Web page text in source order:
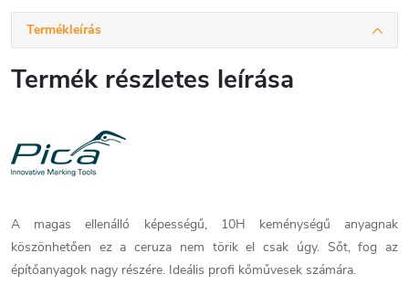
Termékleírás
Termék részletes leírása
A magas ellenálló képességű, 10H keménységű anyagnak
köszönhetően ez a ceruza nem törik el csak úgy. Sőt, fog az
építőanyagok nagy részére. Ideális profi kőművesek számára.